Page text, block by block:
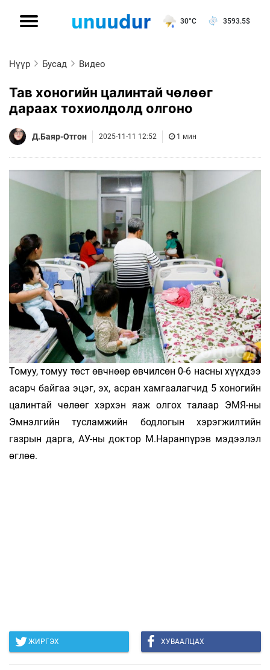
30°C 3593.5$
Нүүр Бусад Видео
Тав хоногийн цалинтай чөлөөг
дараах тохиолдолд олгоно
Д.Баяр-Отгон 2025-11-11 12:52 1 мин
Томуу, томуу төст өвчнөөр өвчилсөн 0-6 насны хүүхдээ
асарч байгаа эцэг, эх, асран хамгаалагчид 5 хоногийн
цалинтай чөлөөг хэрхэн яаж олгох талаар ЭМЯ-ны
Эмнэлгийн тусламжийн бодлогын хэрэгжилтийн
газрын дарга, АУ-ны доктор М.Наранпүрэв мэдээлэл
өглөө.
ЖИРГЭХ ХУВААЛЦАХ